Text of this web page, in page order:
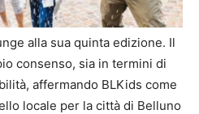
alla sua quinta edizione. Il
consenso, sia in termini di
affermando BLKids come
locale per la città di Belluno